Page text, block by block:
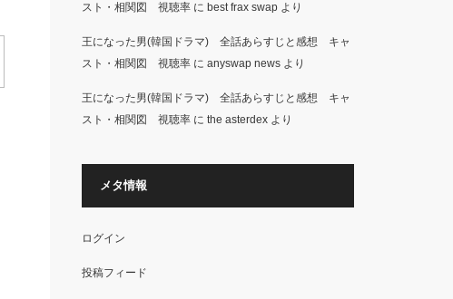
スト・相関図 視聴率に best frax swapより
王になった男(韓国ドラマ) 全話あらすじと感想 キャ
スト・相関図 視聴率に anyswap newsより
王になった男(韓国ドラマ) 全話あらすじと感想 キャ
スト・相関図 視聴率に the asterdexより
メタ情報
ログイン
投稿フィード